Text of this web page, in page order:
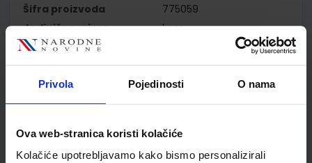
Privola Pojedinosti O nama
Ova web-stranica koristi kolačiće
Kolačiće upotrebljavamo kako bismo personalizirali
Šifra proizvoda
775059
Jedinična mjera
kom
Nakladnik
ALKA SCRIPT d.o.o.
Autor
Kovačić-Malbaša Jugo-
Superina
Vrsta škole
1 OSNOVNA
Nastavni predmet
POVIJEST PP